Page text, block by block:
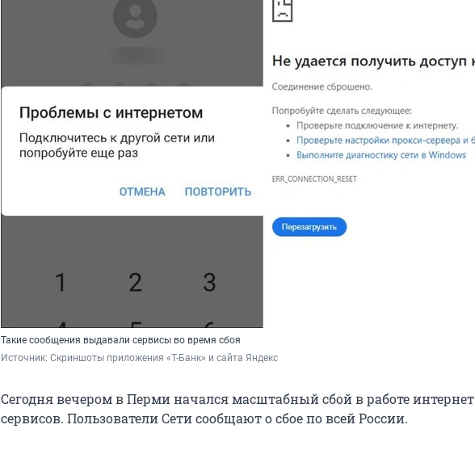
Такие сообщения выдавали сервисы во время сбоя
Источник: Скриншоты приложения «Т-Банк» и сайта Яндекс
Сегодня вечером в Перми начался масштабный сбой в работе интернет
сервисов. Пользователи Сети сообщают о сбое по всей России.